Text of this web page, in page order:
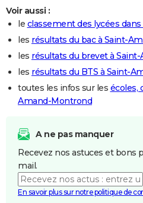
Voir aussi :
le classement des lycées dans
les résultats du bac à Saint-
les résultats du brevet à
les résultats du BTS à Saint-
toutes les infos sur les écoles,
Amand-Montrond
A ne pas manquer
Recevez nos astuces et bons
mail.
En savoir plus sur notre politique de